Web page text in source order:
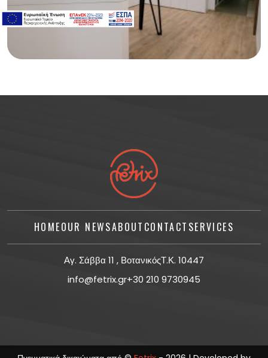
HOMEOUR NEWSABOUT CONTACT SERVICES
Αγ. Σάββα 11 , ΒοτανικόςΤ.Κ. 10447
info@fetrix.gr+30 210 9730945